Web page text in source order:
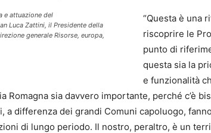
e attuazione del
Luca Zattini, il Presidente della
generale Risorse, europa,
“Questa è una
riscoprire le
punto di
questa sia la
e funzionalità
Romagna sia davvero importante, perché c’è
differenza dei grandi Comuni capoluogo,
di lungo periodo. Il nostro, peraltro, è un